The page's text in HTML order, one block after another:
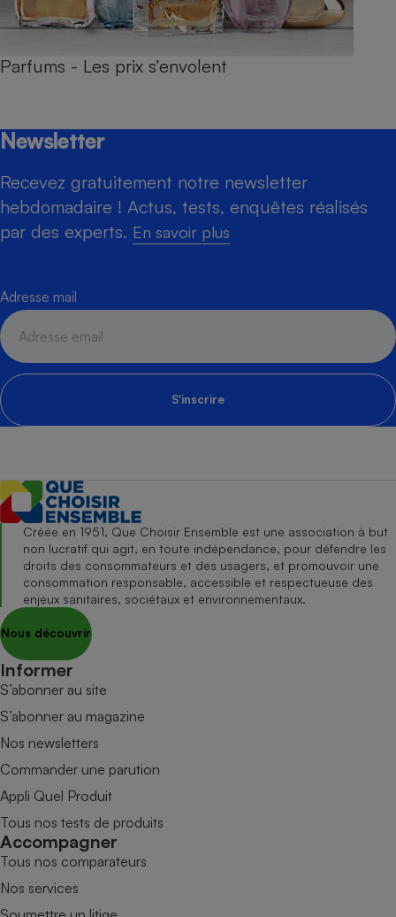
Parfums - Les prix s’envolent
Newsletter
Recevez gratuitement notre newsletter
hebdomadaire ! Actus, tests, enquêtes réalisés
par des experts. En savoir plus
Adresse mail
S'inscrire
Créée en 1951, Que Choisir Ensemble est une association à but
non lucratif qui agit, en toute indépendance, pour défendre les
droits des consommateurs et des usagers, et promouvoir une
consommation responsable, accessible et respectueuse des
enjeux sanitaires, sociétaux et environnementaux.
Nous découvrir
Informer
S’abonner au site
S’abonner au magazine
Nos newsletters
Commander une parution
Appli Quel Produit
Tous nos tests de produits
Accompagner
Tous nos comparateurs
Nos services